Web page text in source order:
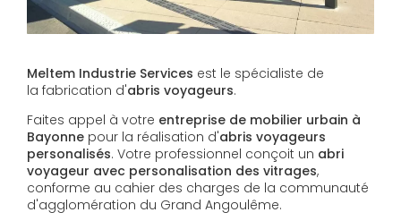
Meltem Industrie Services est le spécialiste de
la fabrication d'abris voyageurs.
Faites appel à votre entreprise de mobilier urbain à
Bayonne pour la réalisation d'abris voyageurs
personalisés. Votre professionnel conçoit un abri
voyageur avec personalisation des vitrages,
conforme au cahier des charges de la communauté
d'agglomération du Grand Angoulême.